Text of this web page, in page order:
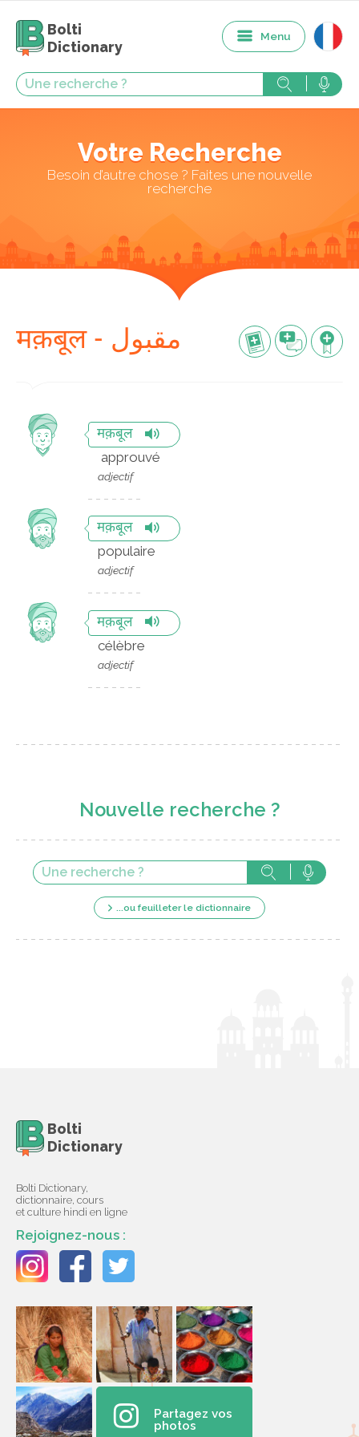
Bolti
Dictionary
Menu
Votre Recherche
Besoin d’autre chose ? Faites une nouvelle
recherche
मक़बूल - مقبول
मक़बूल
approuvé
adjectif
मक़बूल
populaire
adjectif
मक़बूल
célèbre
adjectif
Nouvelle recherche ?
...ou feuilleter le dictionnaire
Bolti
Dictionary
Bolti Dictionary,
dictionnaire, cours
et culture hindi en ligne
Rejoignez-nous :
Partagez vos
photos